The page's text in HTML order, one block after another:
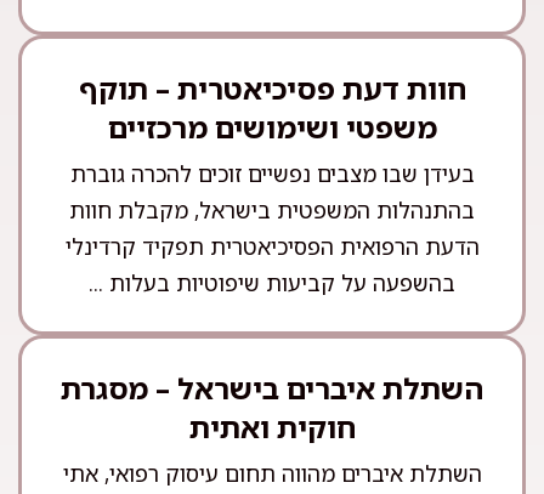
חוות דעת פסיכיאטרית – תוקף
משפטי ושימושים מרכזיים
בעידן שבו מצבים נפשיים זוכים להכרה גוברת
בהתנהלות המשפטית בישראל, מקבלת חוות
הדעת הרפואית הפסיכיאטרית תפקיד קרדינלי
בהשפעה על קביעות שיפוטיות בעלות ...
השתלת איברים בישראל – מסגרת
חוקית ואתית
השתלת איברים מהווה תחום עיסוק רפואי, אתי